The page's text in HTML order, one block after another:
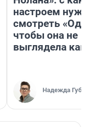
настроем
смотреть
чтобы она не
выглядела как
Надежда